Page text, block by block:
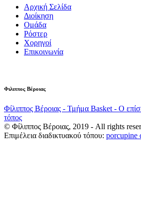
Αρχική Σελίδα
Διοίκηση
Ομάδα
Ρόστερ
Χορηγοί
Επικοινωνία
Φιλιππος Βέροιας
Φίλιππος Βέροιας - Τμήμα Basket - Ο
τόπος
© Φίλιππος Βέροιας, 2019 - All rights
Επιμέλεια διαδικτυακού τόπου: porcupine